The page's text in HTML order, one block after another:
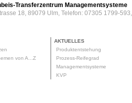
Transferzentrum Managementsysteme
18, 89079 Ulm, Telefon: 07305 1799-
von A...Z
AKTUELLES
Produktentstehung
Prozess-Reifegrad
Managementsysteme
KVP